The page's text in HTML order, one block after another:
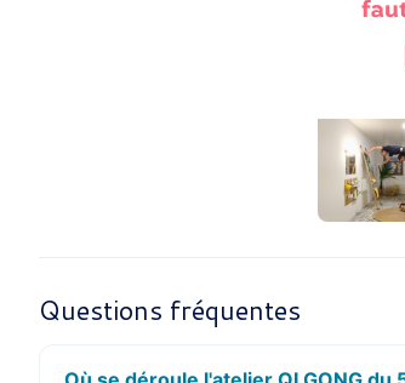
Questions fréquentes